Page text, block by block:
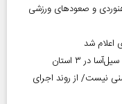
و صعودهای ورزشی
اعلام شد
نیست/ از روند اجرای